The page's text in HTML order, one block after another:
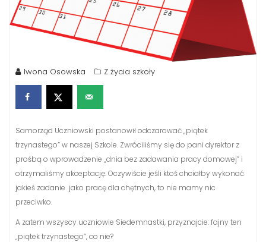
Iwona Osowska Z życia szkoły
Samorząd Uczniowski postanowił odczarować „piątek
trzynastego” w naszej Szkole. Zwróciliśmy się do pani dyrektor z
prośbą o wprowadzenie „dnia bez zadawania pracy domowej” i
otrzymaliśmy akceptację. Oczywiście jeśli ktoś chciałby wykonać
jakieś zadanie jako pracę dla chętnych, to nie mamy nic
przeciwko.
A zatem wszyscy uczniowie Siedemnastki, przyznajcie: fajny ten
„piątek trzynastego”, co nie?